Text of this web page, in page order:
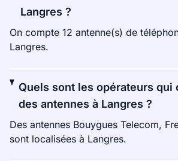
Langres ?
On compte 12 antenne(s) de
Langres.
Quels sont les opérateurs qui
des antennes à Langres ?
Des antennes Bouygues Telecom,
sont localisées à Langres.